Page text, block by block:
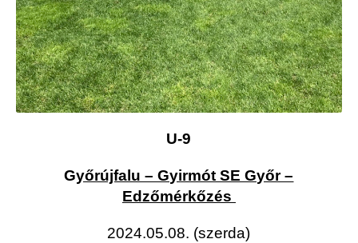
U-9
Győrújfalu – Gyirmót SE Győr –
Edzőmérkőzés
2024.05.08. (szerda)